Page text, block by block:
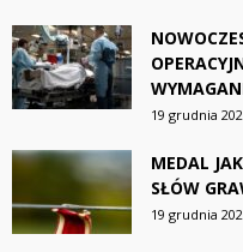
19 grudnia
MEDAL
SŁÓW
19 grudnia